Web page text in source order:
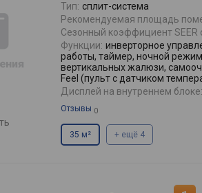
Тип: сплит-система
Рекомендуемая площадь
Сезонный коэффициент SEER
Функции: инверторное
работы, таймер, ночной
вертикальных жалюзи,
Feel (пульт с датчиком
Дисплей на внутреннем блоке:
Отзывы 0
35 м² + ещё 4